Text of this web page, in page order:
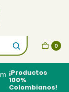
0
¡Productos
100%
Colombianos!